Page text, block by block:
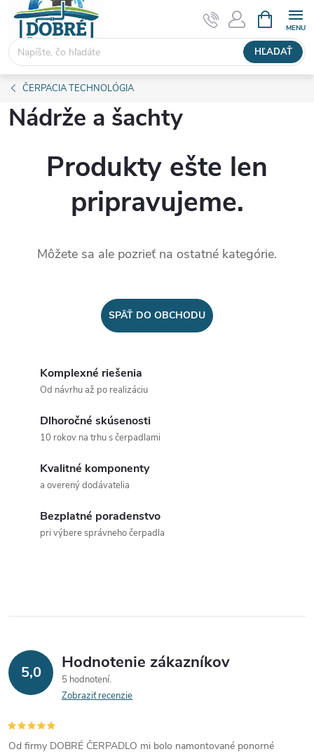
Prejsť
obsah
HĽADAŤ
KOŠÍK
ČERPACIA TECHNOLÓGIA
Nádrže a šachty
Produkty ešte len
pripravujeme.
Môžete sa ale pozrieť na ostatné kategórie.
SPÄŤ DO OBCHODU
Komplexné riešenia
Od návrhu až po realizáciu
Dlhoročné skúsenosti
10 rokov na trhu s čerpadlami
Kvalitné komponenty
a overený dodávatelia
Bezplatné poradenstvo
pri výbere správneho čerpadla
5,0 Hodnotenie zákazníkov
5 hodnotení
Zobraziť recenzie
Od firmy DOBRÉ ČERPADLO mi bolo namontované ponorné